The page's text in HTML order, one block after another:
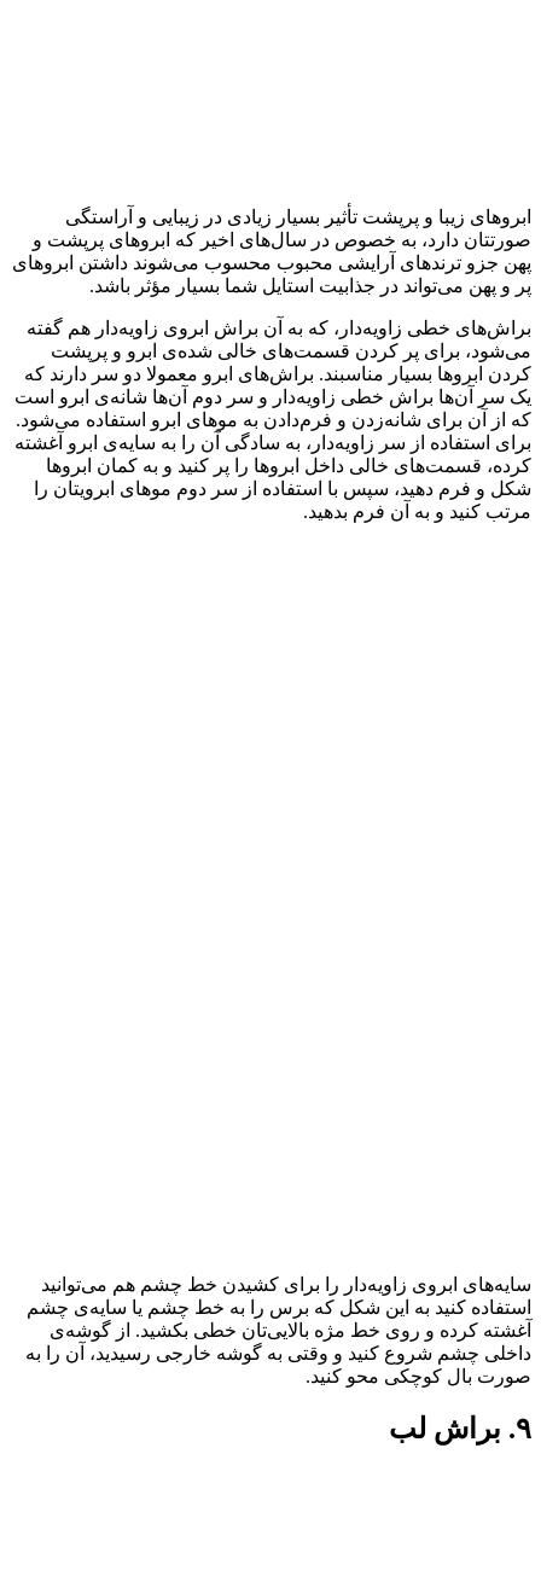
ابروهای زیبا و پرپشت تأثیر بسیار زیادی در زیبایی و آراستگی
صورتتان دارد، به خصوص در سال‌های اخیر که ابروهای پرپشت و
پهن جزو ترندهای آرایشی محبوب محسوب می‌شوند داشتن ابروهای
پر و پهن می‌تواند در جذابیت استایل شما بسیار مؤثر باشد.
براش‌های خطی زاویه‌دار، که به آن براش ابروی زاویه‌دار هم گفته
می‌شود، برای پر کردن قسمت‌های خالی شده‌ی ابرو و پرپشت
کردن ابروها بسیار مناسبند. براش‌های ابرو معمولا دو سر دارند که
یک سر آ‌ن‌ها براش خطی زاویه‌دار و سر دوم آن‌ها شانه‌ی ابرو است
که از آن برای شانه‌زدن و فرم‌دادن به موهای ابرو استفاده می‌شود.
برای استفاده از سر زاویه‌دار، به سادگی آن را به سایه‌ی ابرو آغشته
کرده، قسمت‌های خالی داخل ابروها را پر کنید و به کمان ابروها
شکل و فرم دهید، سپس با استفاده از سر دوم موهای ابرویتان را
مرتب کنید و به آن فرم بدهید.
سایه‌های ابروی زاویه‌دار را برای کشیدن خط چشم هم می‌توانید
استفاده کنید به این شکل که برس را به خط چشم یا سایه‌ی چشم
آغشته کرده و روی خط مژه بالایی‌تان خطی بکشید. از گوشه‌ی
داخلی چشم شروع کنید و وقتی به گوشه خارجی رسیدید، آن را به
صورت بال کوچکی محو کنید.
۹. براش لب